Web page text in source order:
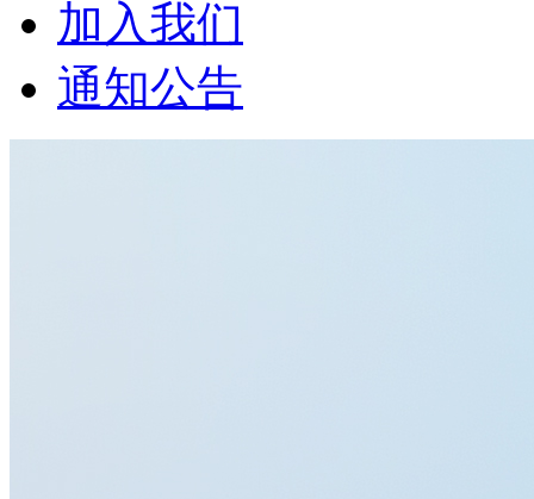
加入我们
通知公告